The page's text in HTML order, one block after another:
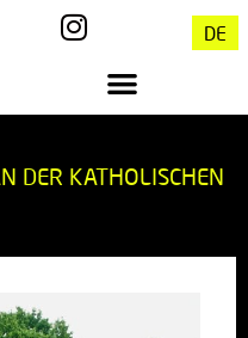
DE
DER KATHOLISCHEN